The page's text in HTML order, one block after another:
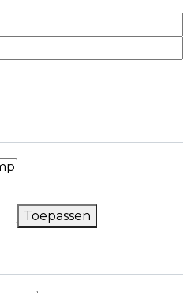
Toepassen